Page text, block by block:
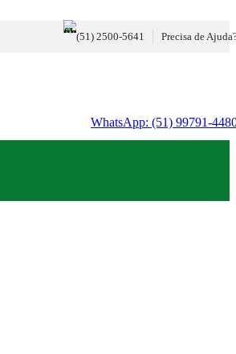
(51) 2500-5641 Precisa de
WhatsApp: (51) 99791-